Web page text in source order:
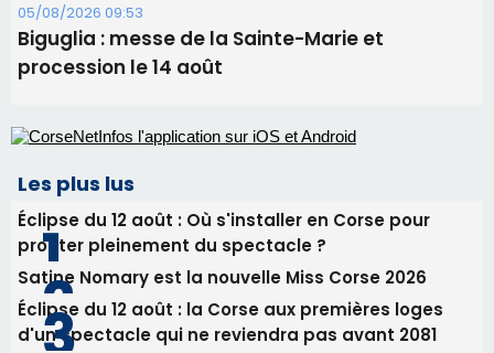
05/08/2026 09:53
Biguglia : messe de la Sainte-Marie et
procession le 14 août
Les plus lus
Éclipse du 12 août : Où s'installer en Corse pour
profiter pleinement du spectacle ?
Satine Nomary est la nouvelle Miss Corse 2026
Éclipse du 12 août : la Corse aux premières loges
d'un spectacle qui ne reviendra pas avant 2081